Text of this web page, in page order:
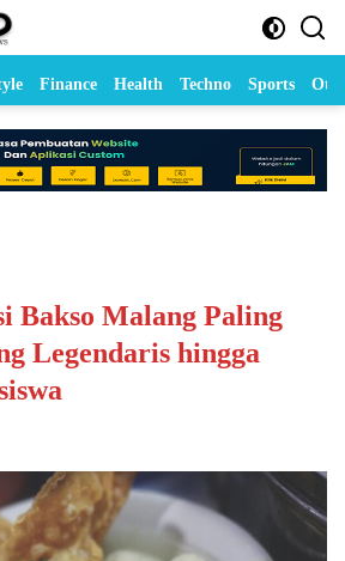
Finance Health Techno Sports
Bakso Malang Paling
Legendaris hingga